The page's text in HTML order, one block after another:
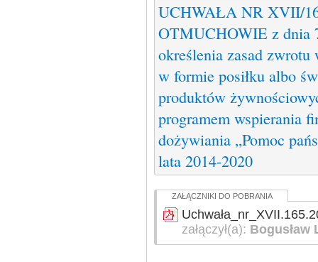
UCHWAŁA NR XVII/
OTMUCHOWIE z dnia
określenia zasad
w formie posiłku albo
produktów
programem wspierania
dożywiania „Pomoc
lata 2014-2020
ZAŁĄCZNIKI DO POBRANIA
załączył(a): Bogusław